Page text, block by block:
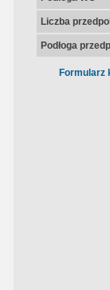
Liczba
Podłoga
Formularz